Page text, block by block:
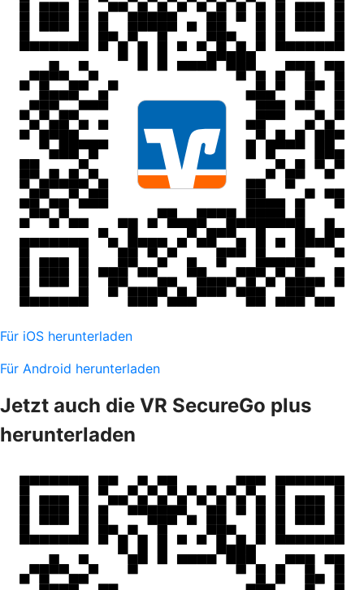
Für iOS herunterladen
Für Android herunterladen
Jetzt auch die VR SecureGo plus
herunterladen